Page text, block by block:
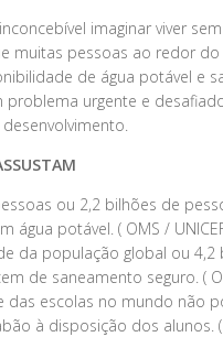
imaginar viver
muitas pessoas ao redor
de água potável e
problema urgente e
ou 2,2 bilhões de
água potável. ( OMS /
da população global ou 4,2
de saneamento seguro. (
das escolas no mundo não
à disposição dos alunos. (